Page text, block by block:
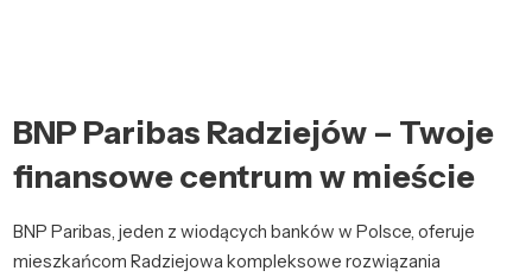
BNP Paribas Radziejów – Twoje
finansowe centrum w mieście
BNP Paribas, jeden z wiodących banków w Polsce, oferuje
mieszkańcom Radziejowa kompleksowe rozwiązania